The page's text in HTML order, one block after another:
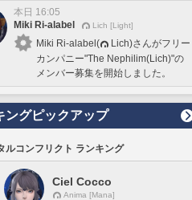
本日 16:05
Miki Ri-alabel
Lich [Light]
Miki Ri-alabel(
Lich)さんがフリー
カンパニー"The Nephilim(Lich)"の
メンバー募集を開始しました。
ングピックアップ
ルコンフリクト ランキング
Ciel Cocco
Anima [Mana]